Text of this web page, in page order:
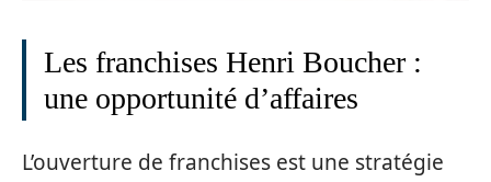
Les franchises Henri Boucher :
une opportunité d’affaires
L’ouverture de franchises est une stratégie